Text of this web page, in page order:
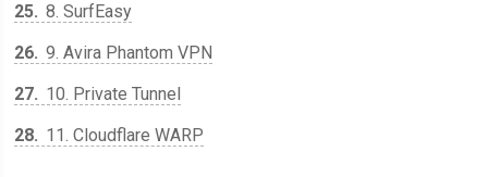
25 8. SurfEasy
26 9. Avira Phantom VPN
27
10. Private Tunnel
28
11. Cloudflare WARP